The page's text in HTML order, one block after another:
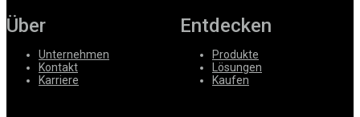
Über
Unternehmen
Kontakt
Karriere
Entdecken
Produkte
Lösungen
Kaufen